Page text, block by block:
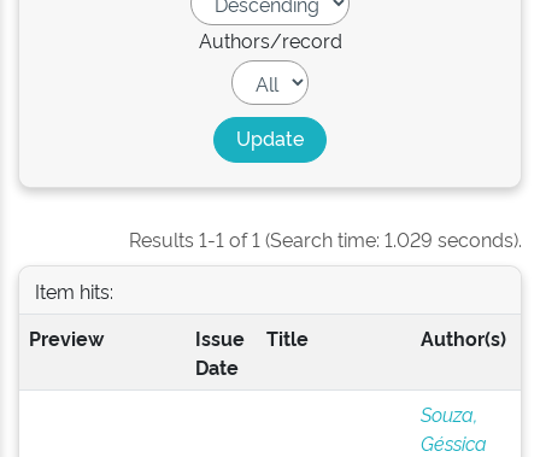
Authors/record
Results 1-1 of 1 (Search time: 1.029 seconds).
Item hits:
Preview
Issue
Date
Title Author(s)
Souza,
Géssica